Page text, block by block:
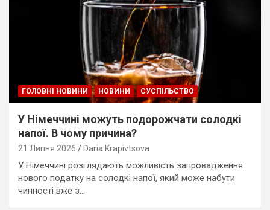
ГОЛОВНІ НОВИНИ НОВИНИ СУСПІЛЬСТВО
У Німеччині можуть подорожчати солодкі
напої. В чому причина?
21 Липня 2026 Daria Krapivtsova
У Німеччині розглядають можливість запровадження
нового податку на солодкі напої, який може набути
чинності вже з…